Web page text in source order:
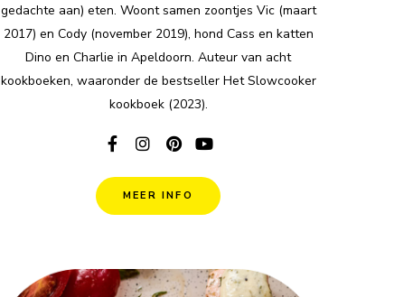
gedachte aan) eten. Woont samen zoontjes Vic (maart
2017) en Cody (november 2019), hond Cass en katten
Dino en Charlie in Apeldoorn. Auteur van acht
kookboeken, waaronder de bestseller Het Slowcooker
kookboek (2023).
MEER INFO